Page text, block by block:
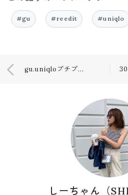
#gu #reedit #uniqlo
gu.uniqloプチプラコーデ♥︎ランチ🍴
しーちゃん（